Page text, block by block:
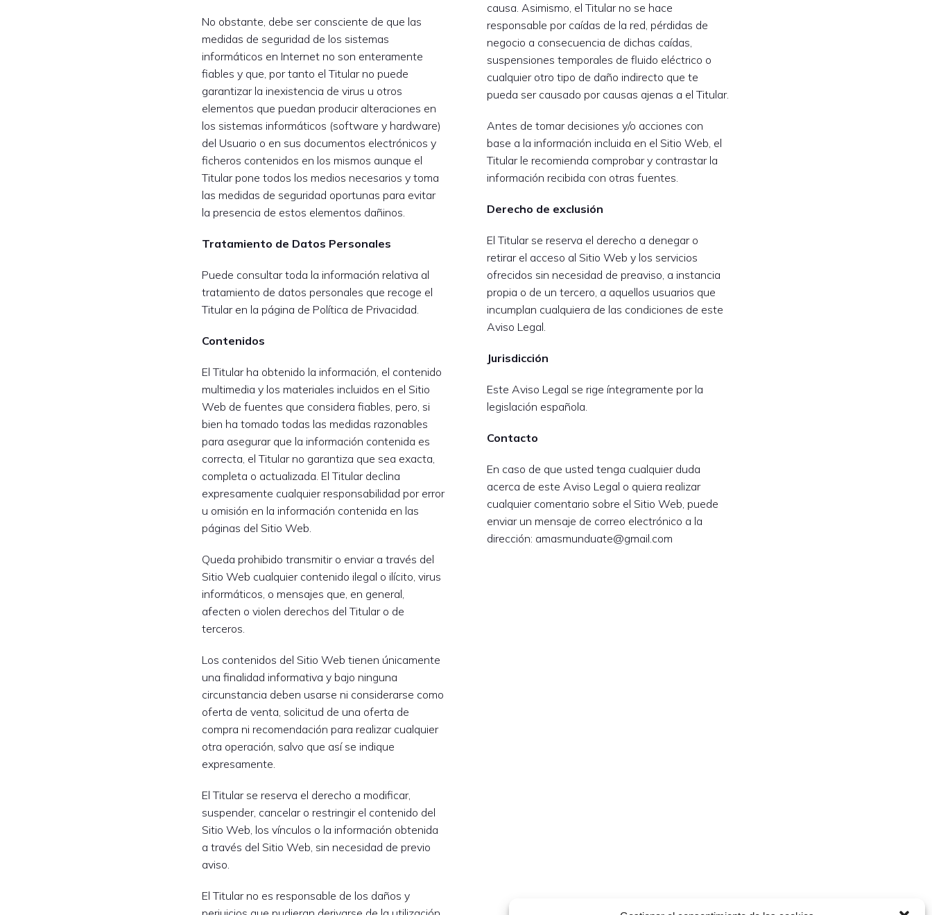
No obstante, debe ser consciente de que las
medidas de seguridad de los sistemas
informáticos en Internet no son enteramente
fiables y que, por tanto el Titular no puede
garantizar la inexistencia de virus u otros
elementos que puedan producir alteraciones en
los sistemas informáticos (software y hardware)
del Usuario o en sus documentos electrónicos y
ficheros contenidos en los mismos aunque el
Titular pone todos los medios necesarios y toma
las medidas de seguridad oportunas para evitar
la presencia de estos elementos dañinos.
Tratamiento de Datos Personales
Puede consultar toda la información relativa al
tratamiento de datos personales que recoge el
Titular en la página de Política de Privacidad.
Contenidos
El Titular ha obtenido la información, el contenido
multimedia y los materiales incluidos en el Sitio
Web de fuentes que considera fiables, pero, si
bien ha tomado todas las medidas razonables
para asegurar que la información contenida es
correcta, el Titular no garantiza que sea exacta,
completa o actualizada. El Titular declina
expresamente cualquier responsabilidad por error
u omisión en la información contenida en las
páginas del Sitio Web.
Queda prohibido transmitir o enviar a través del
Sitio Web cualquier contenido ilegal o ilícito, virus
informáticos, o mensajes que, en general,
afecten o violen derechos del Titular o de
terceros.
Los contenidos del Sitio Web tienen únicamente
una finalidad informativa y bajo ninguna
circunstancia deben usarse ni considerarse como
oferta de venta, solicitud de una oferta de
compra ni recomendación para realizar cualquier
otra operación, salvo que así se indique
expresamente.
El Titular se reserva el derecho a modificar,
suspender, cancelar o restringir el contenido del
Sitio Web, los vínculos o la información obtenida
a través del Sitio Web, sin necesidad de previo
aviso.
El Titular no es responsable de los daños y
causa. Asimismo, el Titular no se hace
responsable por caídas de la red, pérdidas de
negocio a consecuencia de dichas caídas,
suspensiones temporales de fluido eléctrico o
cualquier otro tipo de daño indirecto que te
pueda ser causado por causas ajenas a el Titular.
Antes de tomar decisiones y/o acciones con
base a la información incluida en el Sitio Web, el
Titular le recomienda comprobar y contrastar la
información recibida con otras fuentes.
Derecho de exclusión
El Titular se reserva el derecho a denegar o
retirar el acceso al Sitio Web y los servicios
ofrecidos sin necesidad de preaviso, a instancia
propia o de un tercero, a aquellos usuarios que
incumplan cualquiera de las condiciones de este
Aviso Legal.
Jurisdicción
Este Aviso Legal se rige íntegramente por la
legislación española.
Contacto
En caso de que usted tenga cualquier duda
acerca de este Aviso Legal o quiera realizar
cualquier comentario sobre el Sitio Web, puede
enviar un mensaje de correo electrónico a la
dirección: amasmunduate@gmail.com